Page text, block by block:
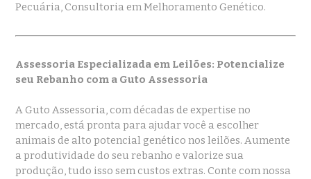
Pecuária, Consultoria em Melhoramento Genético.
Assessoria Especializada em Leilões: Potencialize
seu Rebanho com a Guto Assessoria
A Guto Assessoria, com décadas de expertise no
mercado, está pronta para ajudar você a escolher
animais de alto potencial genético nos leilões. Aumente
a produtividade do seu rebanho e valorize sua
produção, tudo isso sem custos extras. Conte com nossa